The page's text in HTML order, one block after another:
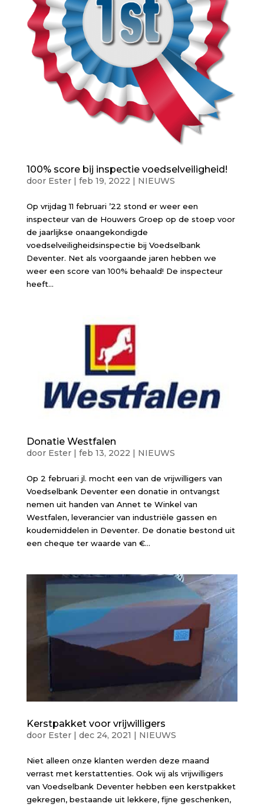
100% score bij inspectie voedselveiligheid!
door Ester| feb 19, 2022 | NIEUWS
Op vrijdag 11 februari ’22 stond er weer een
inspecteur van de Houwers Groep op de stoep voor
de jaarlijkse onaangekondigde
voedselveiligheidsinspectie bij Voedselbank
Deventer. Net als voorgaande jaren hebben we
weer een score van 100% behaald! De inspecteur
heeft...
Donatie Westfalen
door Ester| feb 13, 2022 | NIEUWS
Op 2 februari jl. mocht een van de vrijwilligers van
Voedselbank Deventer een donatie in ontvangst
nemen uit handen van Annet te Winkel van
Westfalen, leverancier van industriële gassen en
koudemiddelen in Deventer. De donatie bestond uit
een cheque ter waarde van €...
Kerstpakket voor vrijwilligers
door Ester| dec 24, 2021 NIEUWS
Niet alleen onze klanten werden deze maand
verrast met kerstattenties. Ook wij als vrijwilligers
van Voedselbank Deventer hebben een kerstpakket
gekregen, bestaande uit lekkere, fijne geschenken,